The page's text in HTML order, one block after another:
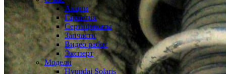
Акции
Гарантия
Сертификаты
Запчасти
Видео работ
Эксперт
Модели
Hyundai Solaris